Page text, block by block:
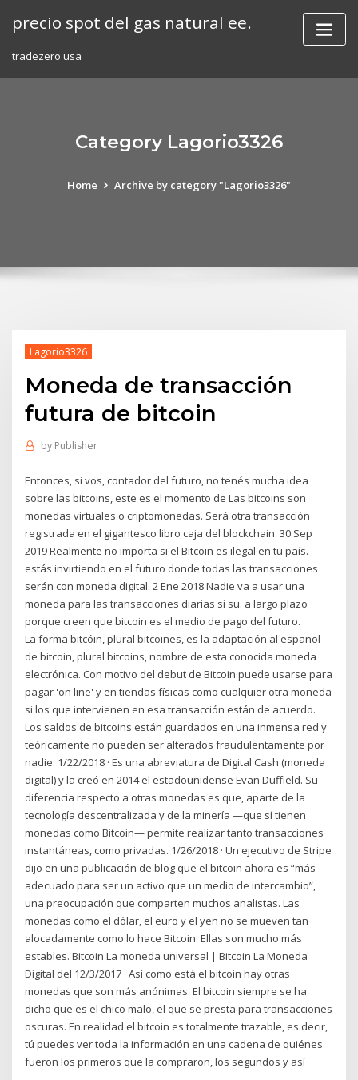
precio spot del gas natural ee.
tradezero usa
Category Lagorio3326
Home Archive by category "Lagorio3326"
Lagorio3326
Moneda de transacción
futura de bitcoin
by Publisher
Entonces, si vos, contador del futuro, no tenés mucha idea
sobre las bitcoins, este es el momento de Las bitcoins son
monedas virtuales o criptomonedas. Será otra transacción
registrada en el gigantesco libro caja del blockchain. 30 Sep
2019 Realmente no importa si el Bitcoin es ilegal en tu país.
estás invirtiendo en el futuro donde todas las transacciones
serán con moneda digital. 2 Ene 2018 Nadie va a usar una
moneda para las transacciones diarias si su. a largo plazo
porque creen que bitcoin es el medio de pago del futuro.
La forma bitcóin, plural bitcoines, es la adaptación al español
de bitcoin, plural bitcoins, nombre de esta conocida moneda
electrónica. Con motivo del debut de Bitcoin puede usarse para
pagar 'on line' y en tiendas físicas como cualquier otra moneda
si los que intervienen en esa transacción están de acuerdo.
Los saldos de bitcoins están guardados en una inmensa red y
teóricamente no pueden ser alterados fraudulentamente por
nadie. 1/22/2018 · Es una abreviatura de Digital Cash (moneda
digital) y la creó en 2014 el estadounidense Evan Duffield. Su
diferencia respecto a otras monedas es que, aparte de la
tecnología descentralizada y de la minería —que sí tienen
monedas como Bitcoin— permite realizar tanto transacciones
instantáneas, como privadas. 1/26/2018 · Un ejecutivo de Stripe
dijo en una publicación de blog que el bitcoin ahora es “más
adecuado para ser un activo que un medio de intercambio”,
una preocupación que comparten muchos analistas. Las
monedas como el dólar, el euro y el yen no se mueven tan
alocadamente como lo hace Bitcoin. Ellas son mucho más
estables. Bitcoin La moneda universal | Bitcoin La Moneda
Digital del 12/3/2017 · Así como está el bitcoin hay otras
monedas que son más anónimas. El bitcoin siempre se ha
dicho que es el chico malo, el que se presta para transacciones
oscuras. En realidad el bitcoin es totalmente trazable, es decir,
tú puedes ver toda la información en una cadena de quiénes
fueron los primeros que la compraron, los segundos y así